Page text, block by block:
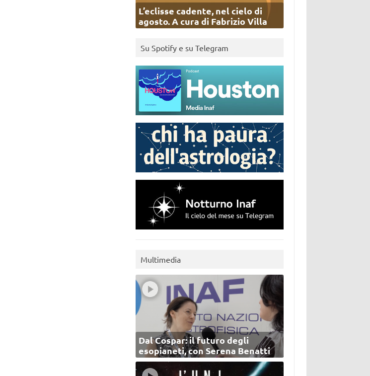
L’eclisse cadente, nel cielo di
agosto. A cura di Fabrizio Villa
Su Spotify e su Telegram
Multimedia
Dal Cospar: il futuro degli
esopianeti, con Serena Benatti